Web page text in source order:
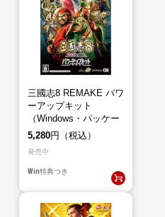
三國志8 REMAKE パワ
ーアップキット
（Windows・パッケー
ジ版）
5,280円（税込）
発売中
Win特典つき